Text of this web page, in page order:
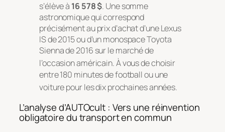
s’élève à 16 578 $. Une somme
astronomique qui correspond
précisément au prix d’achat d’une Lexus
IS de 2015 ou d’un monospace Toyota
Sienna de 2016 sur le marché de
l’occasion américain. À vous de choisir
entre 180 minutes de football ou une
voiture pour les dix prochaines années.
L’analyse d’AUTOcult : Vers une réinvention
obligatoire du transport en commun